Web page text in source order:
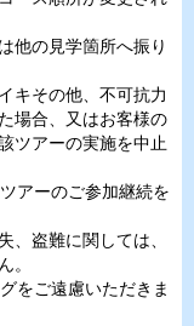
他の見学箇所へ振り
キその他、不可抗力
場合、又はお客様の
ツアーの実施を中止
アーのご参加継続を
盗難に関しては、
。
をご遠慮いただきま